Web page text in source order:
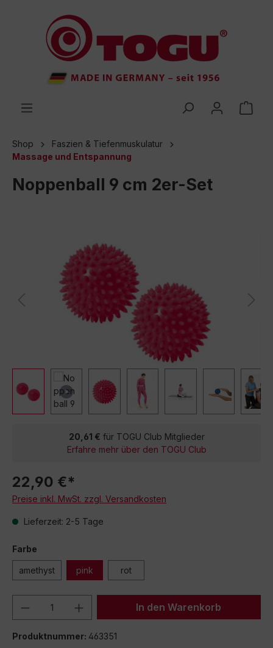
springen
Shop
Faszien & Tiefenmuskulatur
Massage und Entspannung
Noppenball 9 cm 2er-Set
20,61 € für TOGU Club Mitglieder
Erfahre mehr über den TOGU Club
22,90 €*
Preise inkl. MwSt. zzgl. Versandkosten
Lieferzeit: 2-5 Tage
Farbe
amethyst pink rot
Produkt Anzahl: Gib denIn den Warenkorb
Produktnummer: 463351